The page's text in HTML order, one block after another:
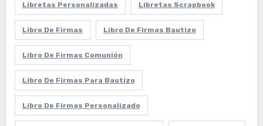
Libretas Personalizadas Libretas Scrapbook
Libro De Firmas Libro De Firmas Bautizo
Libro De Firmas Comunión
Libro De Firmas Para Bautizo
Libro De Firmas Personalizado